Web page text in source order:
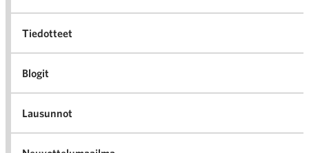
Tiedotteet
Blogit
Lausunnot